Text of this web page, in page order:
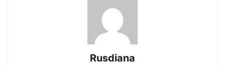
Rusdiana